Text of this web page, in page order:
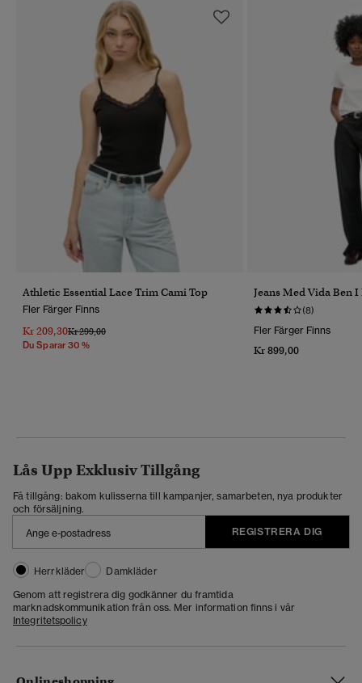
Athletic Essential Lace Trim Cami Top
Fler Färger Finns
Kr 209,30Pris Reducerat Från
Kr 299,00Till
Du Sparar 30 %
Jeans Med Vida Ben
(8)
Fler Färger Finns
Kr 899,00
Lås Upp Exklusiv Tillgång
Få tillgång: bakom kulisserna till kampanjer, samarbeten, nya produkter
och försäljning.
REGISTRERA DIG
Herrkläder
Damkläder
Genom att registrera dig godkänner du framtida
marknadskommunikation från oss. Mer information finns i vår
Integritetspolicy